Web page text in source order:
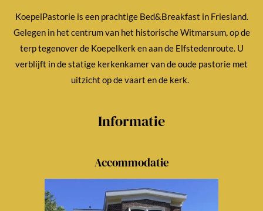
KoepelPastorie is een prachtige Bed&Breakfast in Friesland.
Gelegen in het centrum van het historische Witmarsum, op de
terp tegenover de Koepelkerk en aan de Elfstedenroute. U
verblijft in de statige kerkenkamer van de oude pastorie met
uitzicht op de vaart en de kerk.
Informatie
Accommodatie